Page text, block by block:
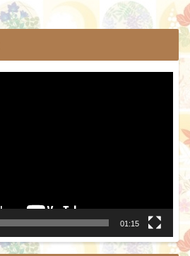
01:15